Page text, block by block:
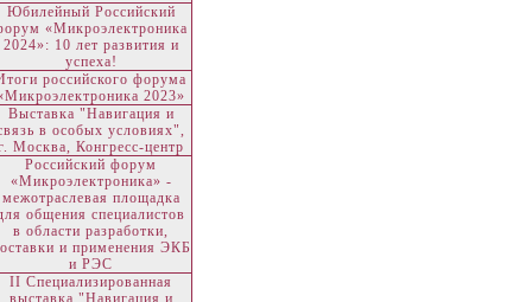
Юбилейный Российский
«Микроэлектроника
2024»: 10 лет развития и
успеха!
российского форума
2023»
Выставка "Навигация и
в особых условиях",
Москва, Конгресс-центр
Российский форум
«Микроэлектроника» -
межотраслевая площадка
общения специалистов
в области разработки,
и применения ЭКБ
и РЭС
II Специализированная
выставка "Навигация и